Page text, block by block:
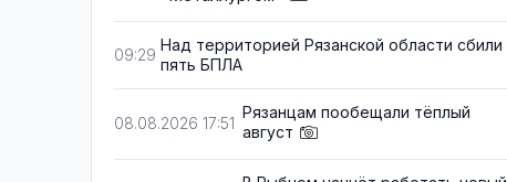
09:29
Над территорией Рязанской области сбили
пять БПЛА
08.08.2026 17:51
Рязанцам пообещали тёплый
август